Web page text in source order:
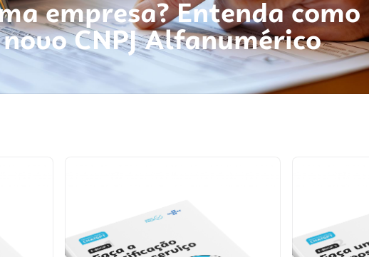
empresa? Entenda como
CNPJ Alfanumérico